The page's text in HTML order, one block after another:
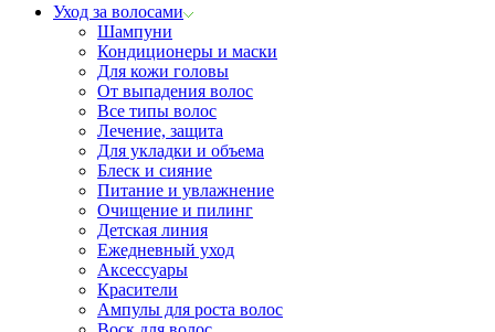
Уход за волосами
Шампуни
Кондиционеры и маски
Для кожи головы
От выпадения волос
Все типы волос
Лечение, защита
Для укладки и объема
Блеск и сияние
Питание и увлажнение
Очищение и пилинг
Детская линия
Ежедневный уход
Аксессуары
Красители
Ампулы для роста волос